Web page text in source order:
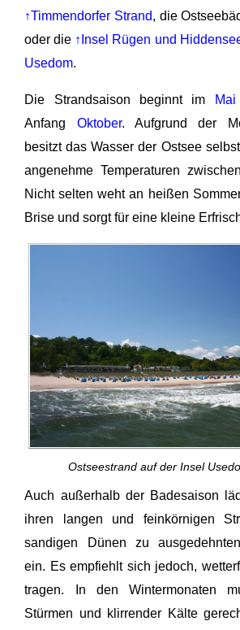
↑Timmendorfer Strand, die
oder die ↑Insel Rügen und
Usedom.
Die Strandsaison beginnt im Mai
Anfang Oktober. Aufgrund der
besitzt das Wasser der Ostsee
angenehme Temperaturen
Nicht selten weht an heißen
Brise und sorgt für eine kleine
Ostseestrand auf der Insel
Auch außerhalb der Badesaison
ihren langen und feinkörnigen
sandigen Dünen zu
ein. Es empfiehlt sich jedoch,
tragen. In den Wintermonaten
Stürmen und klirrender Kälte